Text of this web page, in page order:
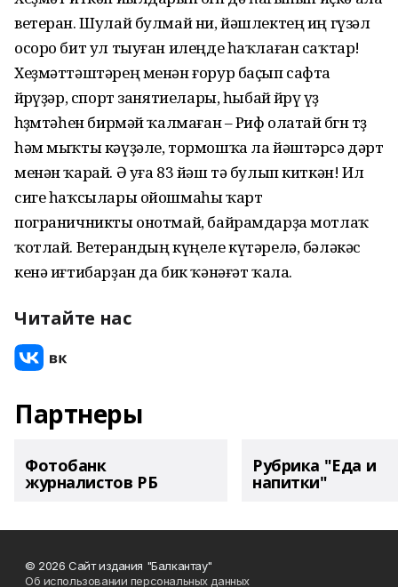
ветеран. Шулай булмай ни, йәшлектең иң гүзәл
осоро бит ул тыуған илеңде һаҡлаған саҡтар!
Хеҙмәттәштәрең менән ғорур баҫып сафта
йөрөүҙәр, спорт занятиелары, һыбай йөрөү үҙ
һөҙөмтәһен бирмәй ҡалмаған – Риф олатай бөгөн төҙ
һәм мыҡты кәүҙәле, тормошҡа ла йәштәрсә дәрт
менән ҡарай. Ә уға 83 йәш тә булып киткән! Ил
сиге һаҡсылары ойошмаһы ҡарт
пограничникты онотмай, байрамдарҙа мотлаҡ
ҡотлай. Ветерандың күңеле күтәрелә, бәләкәс
кенә иғтибарҙан да бик ҡәнәғәт ҡала.
Читайте нас
Партнеры
Фотобанк
журналистов РБ
Рубрика "Еда и
напитки"
© 2026 Сайт издания "Балкантау"
Об использовании персональных данных